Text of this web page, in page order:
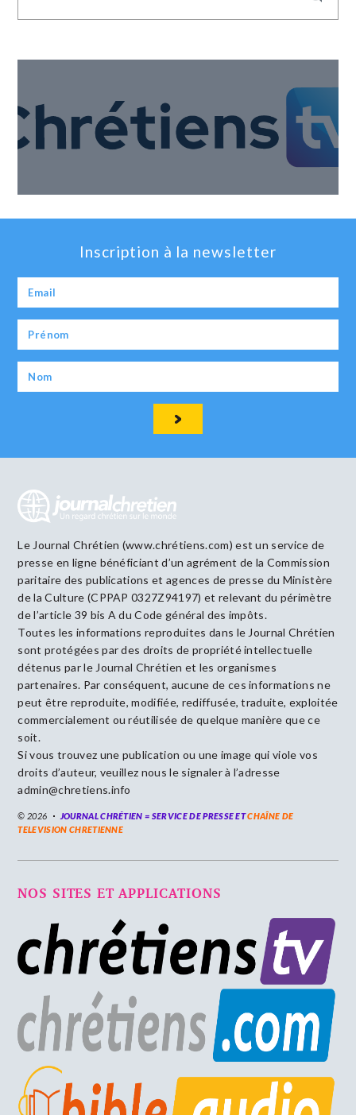
Inscription à la newsletter
Le Journal Chrétien (www.chrétiens.com) est un service de
presse en ligne bénéficiant d’un agrément de la Commission
paritaire des publications et agences de presse du Ministère
de la Culture (CPPAP 0327Z94197) et relevant du périmètre
de l’article 39 bis A du Code général des impôts.
Toutes les informations reproduites dans le Journal Chrétien
sont protégées par des droits de propriété intellectuelle
détenus par le Journal Chrétien et les organismes
partenaires. Par conséquent, aucune de ces informations ne
peut être reproduite, modifiée, rediffusée, traduite, exploitée
commercialement ou réutilisée de quelque manière que ce
soit.
Si vous trouvez une publication ou une image qui viole vos
droits d’auteur, veuillez nous le signaler à l’adresse
admin@chretiens.info
© 2026 JOURNAL CHRÉTIEN = SERVICE DE PRESSE ETCHAÎNE DE
TELEVISION CHRETIENNE
NOS SITES ET APPLICATIONS